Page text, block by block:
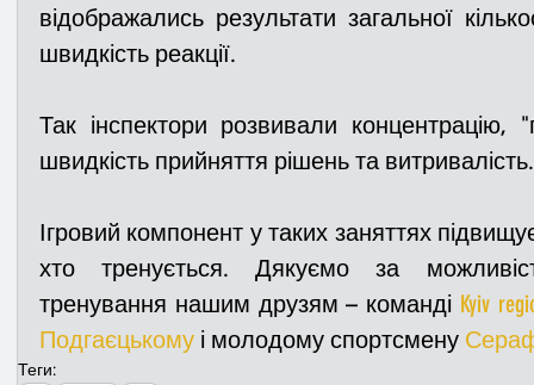
відображались результати загальної
швидкість реакції.
Так інспектори розвивали концентрацію,
швидкість прийняття рішень та витривалість.
Ігровий компонент у таких заняттях
хто тренується. Дякуємо за
тренування нашим друзям – команді Kyiv
Подгаєцькому і молодому спортсмену
Теги: